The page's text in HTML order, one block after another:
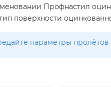
Профнастил
поверхности
параметры